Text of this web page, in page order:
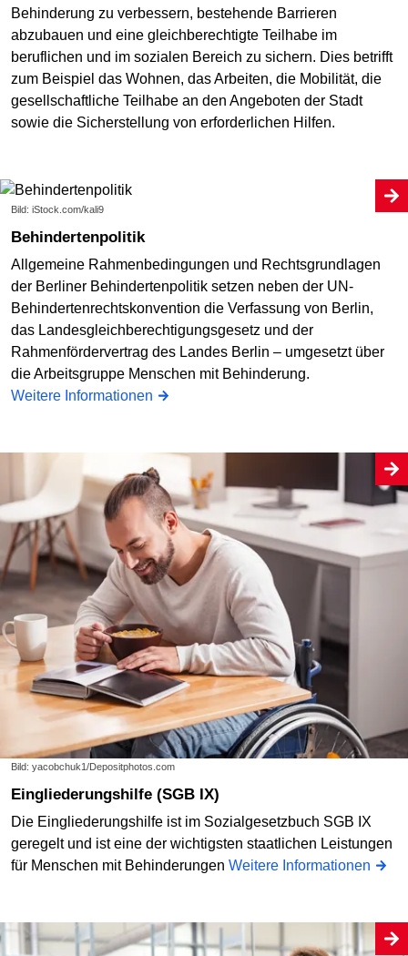
Behinderung zu verbessern, bestehende Barrieren
abzubauen und eine gleichberechtigte Teilhabe im
beruflichen und im sozialen Bereich zu sichern. Dies betrifft
zum Beispiel das Wohnen, das Arbeiten, die Mobilität, die
gesellschaftliche Teilhabe an den Angeboten der Stadt
sowie die Sicherstellung von erforderlichen Hilfen.
Bild: iStock.com/kali9
Behindertenpolitik
Allgemeine Rahmenbedingungen und Rechtsgrundlagen
der Berliner Behindertenpolitik setzen neben der UN-
Behindertenrechtskonvention die Verfassung von Berlin,
das Landesgleichberechtigungsgesetz und der
Rahmenfördervertrag des Landes Berlin – umgesetzt über
die Arbeitsgruppe Menschen mit Behinderung.
Weitere Informationen
Bild: yacobchuk1/Depositphotos.com
Eingliederungshilfe (SGB IX)
Die Eingliederungshilfe ist im Sozialgesetzbuch SGB IX
geregelt und ist eine der wichtigsten staatlichen Leistungen
für Menschen mit Behinderungen Weitere Informationen